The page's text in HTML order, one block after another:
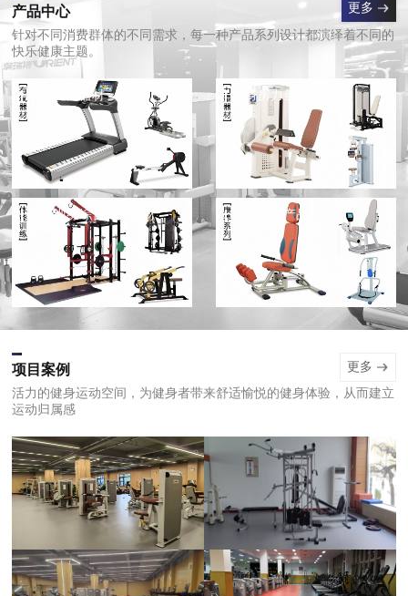
更多
产品中心
针对不同消费群体的不同需求，每一种产品系列设计都演绎着不同的
快乐健康主题。
有氧健身器材 健身房力量健身器材
体能训练综合健身器材 康养系列产品
更多
项目案例
活力的健身运动空间，为健身者带来舒适愉悦的健身体验，从而建立
运动归属感